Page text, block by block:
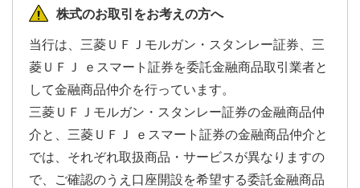
株式のお取引をお考えの方へ
当行は、三菱ＵＦＪモルガン・スタンレー証券、三
菱ＵＦＪ ｅスマート証券を委託金融商品取引業者と
して金融商品仲介を行っています。
三菱ＵＦＪモルガン・スタンレー証券の金融商品仲
介と、三菱ＵＦＪ ｅスマート証券の金融商品仲介と
では、それぞれ取扱商品・サービスが異なりますの
で、ご確認のうえ口座開設を希望する委託金融商品